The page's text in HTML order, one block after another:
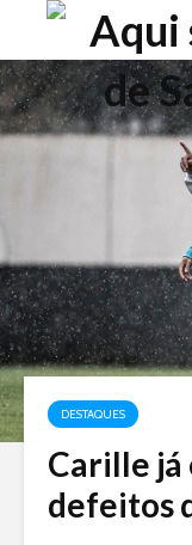
DESTAQUES
Carille já
defeitos